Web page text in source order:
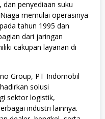
penyediaan suku
memulai operasinya
tahun 1995 dan
dari jaringan
cakupan layanan di
Group, PT Indomobil
solusi
sektor logistik,
industri lainnya.